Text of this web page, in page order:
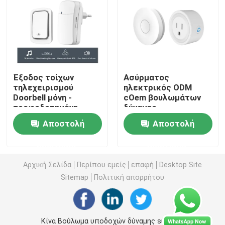
Ασύρματος διακόπτης τηλεχειρισμού
Διακόπτης αφής Zigbee
Έξυπνη υποδοχή Wifi
Έξυπνη υποδοχή Zigbee
Μόνος - τροφοδοτημένος ασύρματος διακόπτης
Έξυπνος αισθητήρας συναγερμού
Έξοδος τοίχων
τηλεχειρισμού
Doorbell μόνη -
τροφοδοτημένη
αδιάβροχη 150M
υποδοχή λαμπτήρων
τηλεχειρισμού
Αποστολή
Ασύρματος
ηλεκτρικός ODM
cOem βουλωμάτων
δύναμης
τηλεχειρισμού
διακοπτών εξόδου
SIXWGH
Αποστολή
Αρχική Σελίδα Περίπου εμείς επαφή
Desktop Site
Sitemap
Πολιτική απορρήτου
Κίνα Βούλωμα υποδοχών δύναμης supplier.